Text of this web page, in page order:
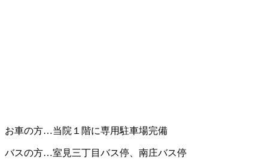
お車の方…当院１階に専用駐車場完備
バスの方…室見三丁目バス停、南庄バス停